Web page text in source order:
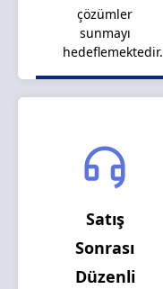
çözümler
sunmayı
hedeflemektedir.
Satış
Sonrası
Düzenli